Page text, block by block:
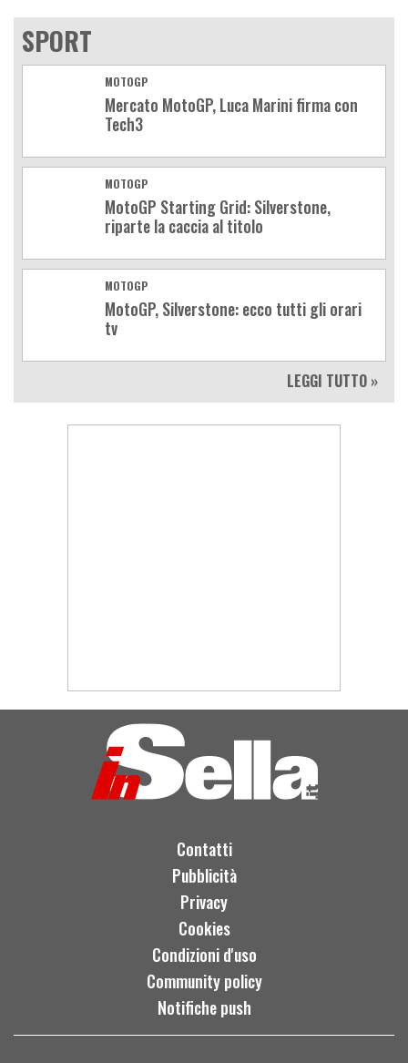
SPORT
MOTOGP
Mercato MotoGP, Luca Marini firma con
Tech3
MOTOGP
MotoGP Starting Grid: Silverstone,
riparte la caccia al titolo
MOTOGP
MotoGP, Silverstone: ecco tutti gli orari
tv
LEGGI TUTTO »
Contatti
Pubblicità
Privacy
Cookies
Condizioni d'uso
Community policy
Notifiche push